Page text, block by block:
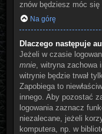
znów będziesz móc się
Na górę
Dlaczego następuje
Jeżeli w czasie
mnie, witryna zachowa
witrynie będzie trwał
Zapobiega to
innego. Aby pozostać
logowania zaznacz
niezalecane, jeżeli
komputera, np. w